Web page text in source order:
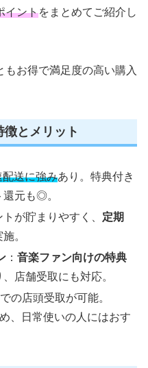
イントをまとめてご紹介し
もお得で満足度の高い購入
とメリット
送に強みあり。特典付き
元も◎。
トが貯まりやすく、 定期
。
：音楽ファン向けの特典
店舗受取にも対応。
の店頭受取が可能。
、日常使いの人にはおす